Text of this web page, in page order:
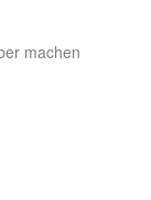
machen